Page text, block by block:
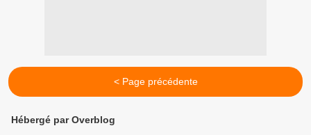
< Page précédente
Hébergé par Overblog